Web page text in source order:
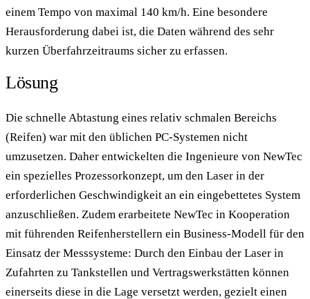
einem Tempo von maximal 140 km/h. Eine besondere
Herausforderung dabei ist, die Daten während des sehr
kurzen Überfahrzeitraums sicher zu erfassen.
Lösung
Die schnelle Abtastung eines relativ schmalen Bereichs
(Reifen) war mit den üblichen PC-Systemen nicht
umzusetzen. Daher entwickelten die Ingenieure von NewTec
ein spezielles Prozessorkonzept, um den Laser in der
erforderlichen Geschwindigkeit an ein eingebettetes System
anzuschließen. Zudem erarbeitete NewTec in Kooperation
mit führenden Reifenherstellern ein Business-Modell für den
Einsatz der Messsysteme: Durch den Einbau der Laser in
Zufahrten zu Tankstellen und Vertragswerkstätten können
einerseits diese in die Lage versetzt werden, gezielt einen